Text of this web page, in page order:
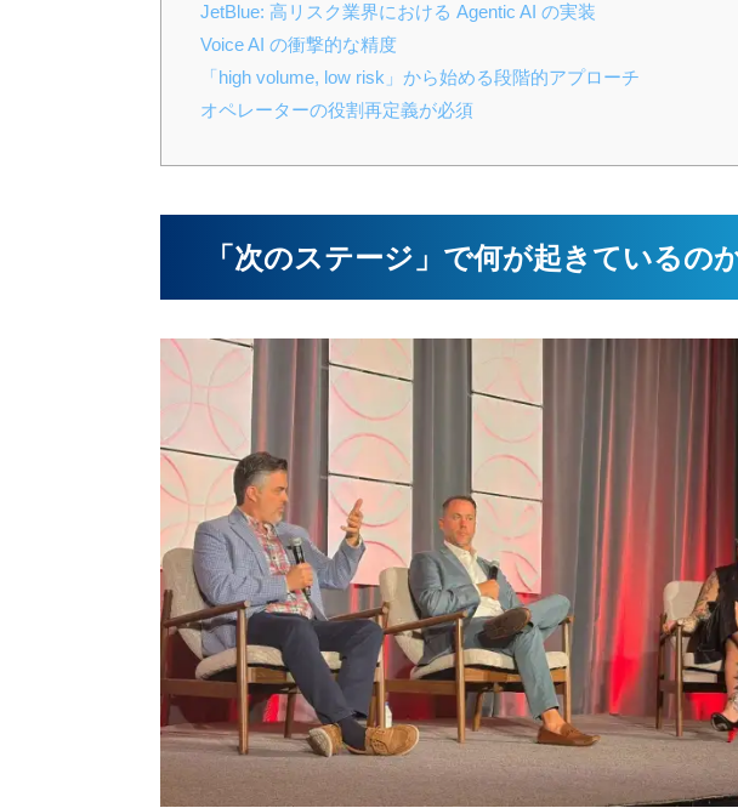
JetBlue: 高リスク業界における Agentic AI の実装
Voice AI の衝撃的な精度
「high volume, low risk」から始める段階的アプローチ
オペレーターの役割再定義が必須
「次のステージ」で何が起きているの